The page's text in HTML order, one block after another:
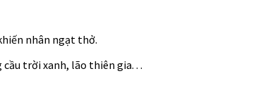
nhân ngạt thở.
trời xanh, lão thiên gia. . .